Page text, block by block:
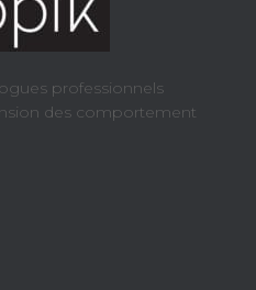
professionnels
des comportement